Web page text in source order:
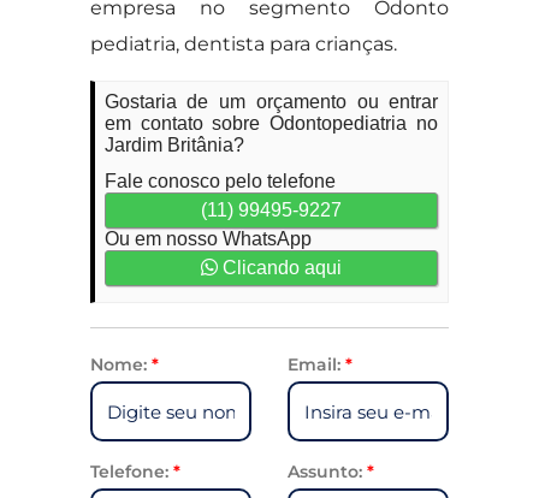
empresa no segmento Odonto
pediatria, dentista para crianças.
Gostaria de um orçamento ou entrar
em contato sobre Odontopediatria no
Jardim Britânia?
Fale conosco pelo telefone
(11) 99495-9227
Ou em nosso WhatsApp
Clicando aqui
Nome: * Email: *
Telefone: * Assunto: *